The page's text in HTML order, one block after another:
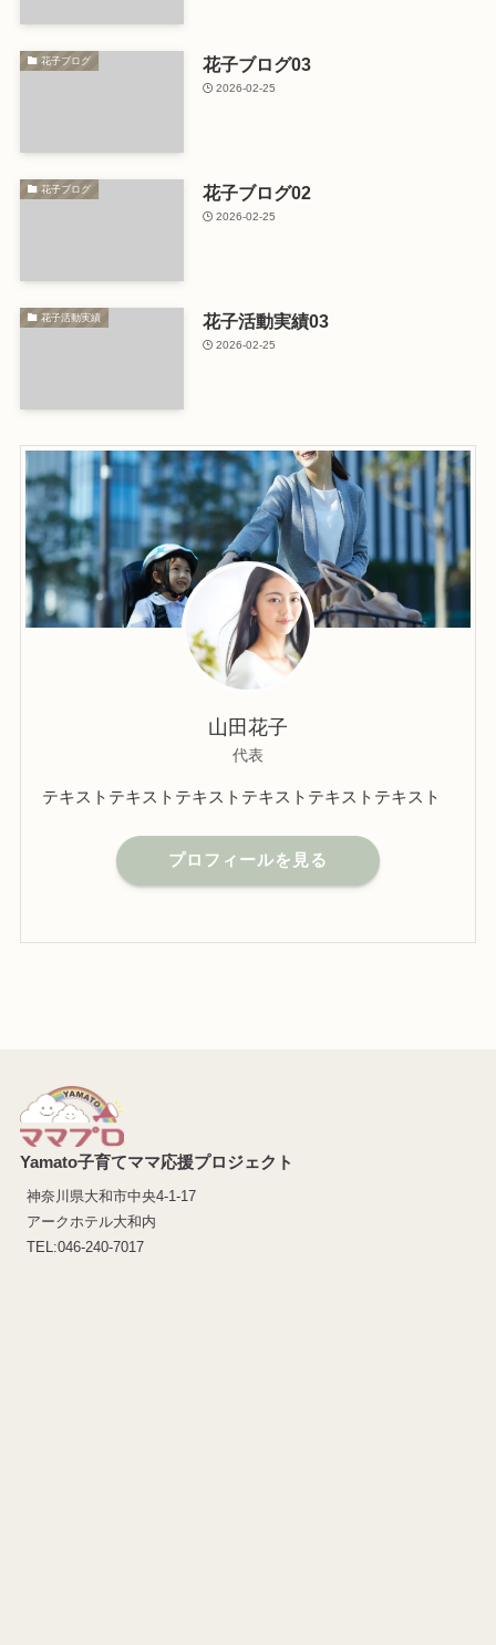
花子ブログ 花子ブログ03
2026-02-25
花子ブログ 花子ブログ02
2026-02-25
花子活動実績 花子活動実績03
2026-02-25
山田花子
代表
テキストテキストテキストテキストテキストテキスト
プロフィールを見る
Yamato子育てママ応援プロジェクト
神奈川県大和市中央4-1-17
アークホテル大和内
TEL:046-240-7017